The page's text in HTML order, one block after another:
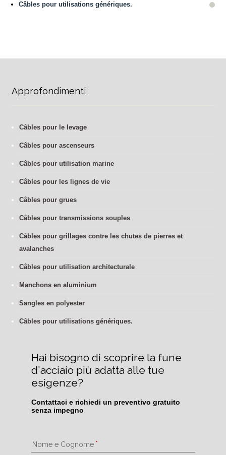
Câbles pour utilisations génériques.
Approfondimenti
Câbles pour le levage
Câbles pour ascenseurs
Câbles pour utilisation marine
Câbles pour les lignes de vie
Câbles pour grues
Câbles pour transmissions souples
Câbles pour grillages contre les chutes de pierres et
avalanches
Câbles pour utilisation architecturale
Manchons en aluminium
Sangles en polyester
Câbles pour utilisations génériques.
Hai bisogno di scoprire la fune
d'acciaio più adatta alle tue
esigenze?
Contattaci e richiedi un preventivo gratuito
senza impegno
Nome e Cognome